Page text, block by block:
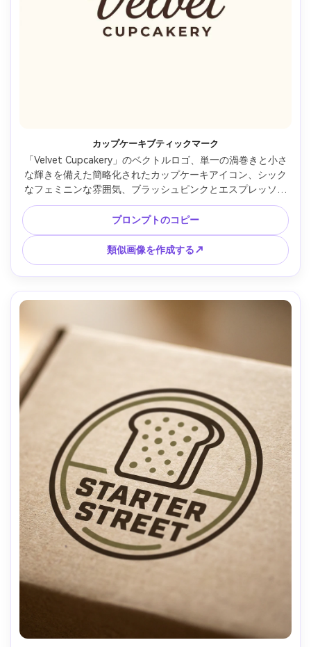
カップケーキブティックマーク
「Velvet Cupcakery」のベクトルロゴ、単一の渦巻きと小さ
な輝きを備えた簡略化されたカップケーキアイコン、シック
なフェミニンな雰囲気、ブラッシュピンクとエスプレッソブ
ラウンのパレット、小さなキャップサンズと組み合わせたエ
レガントなスクリプト、フラットデザイン、3Dなし、写真な
し、85mmレンズ、浅い被写界深度、柔らかい映画照明 --ar
4:5
プロンプトのコピー
類似画像を作成する↗